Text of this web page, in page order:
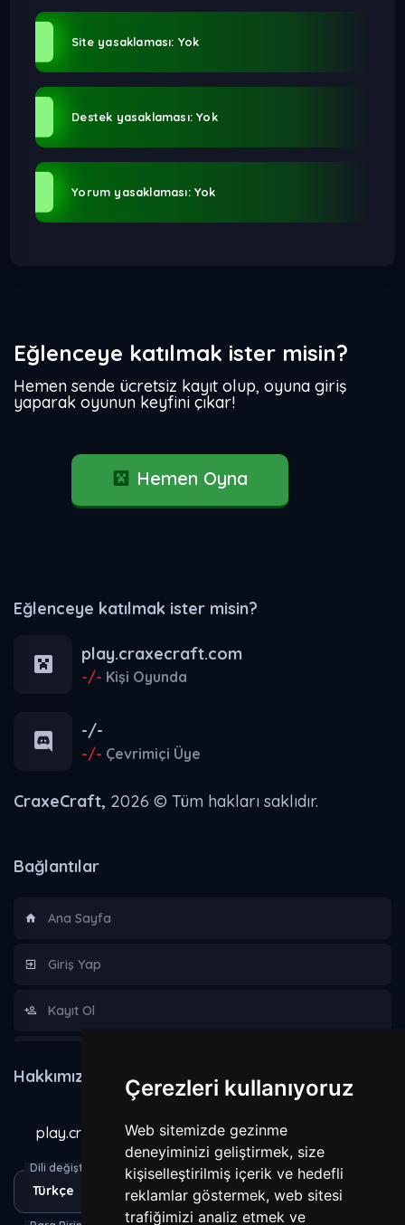
Çerezleri kullanıyoruz
Web sitemizde gezinme
deneyiminizi geliştirmek, size
kişiselleştirilmiş içerik ve hedefli
reklamlar göstermek, web sitesi
trafiğimizi analiz etmek ve
Site yasaklaması: Yok
Destek yasaklaması: Yok
Yorum yasaklaması: Yok
Eğlenceye katılmak ister misin?
Hemen sende ücretsiz kayıt olup, oyuna giriş
yaparak oyunun keyfini çıkar!
Hemen Oyna
Eğlenceye katılmak ister misin?
play.craxecraft.com
-/- Kişi Oyunda
-/-
-/- Çevrimiçi Üye
CraxeCraft, 2026 © Tüm hakları saklıdır.
Bağlantılar
Ana Sayfa
Giriş Yap
Kayıt Ol
Gizlilik Sözleşmesi
Yasaklananlar
Hakkımızda
play.craxecraft.com
Dili değiştir